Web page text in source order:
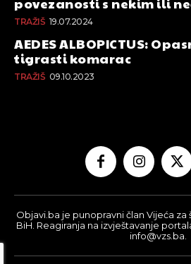
TRAŽIŠ 19.07.2024
AEDES ALBOPICTUS:
tigrasti komarac
TRAŽIŠ 09.10.2023
Objavi.ba je punopravni član Vijeća
BiH. Reagiranja na izvještavanje
info@vzs.ba.